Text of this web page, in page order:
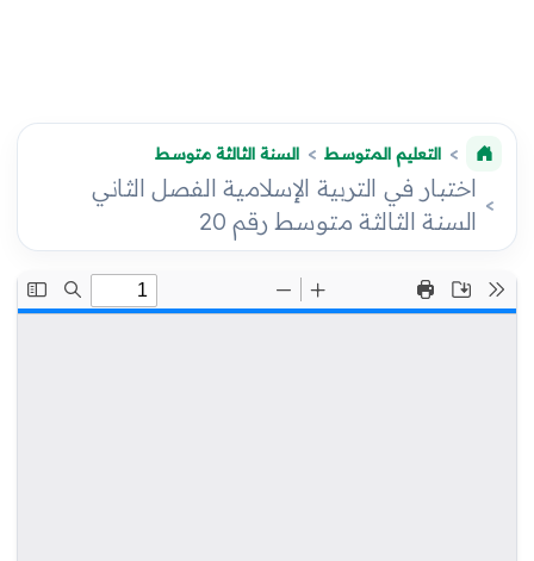
التعليم المتوسط السنة الثالثة متوسط
اختبار في التربية الإسلامية الفصل الثاني
السنة الثالثة متوسط رقم 20